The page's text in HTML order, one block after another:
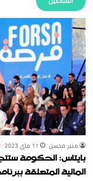
منير محسن 11 ماي 2023
بايتاس: الحكومة
المالية المتعلقة